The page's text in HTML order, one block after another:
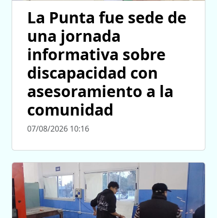
La Punta fue sede de
una jornada
informativa sobre
discapacidad con
asesoramiento a la
comunidad
07/08/2026 10:16